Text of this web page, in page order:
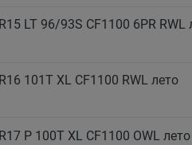
LT 96/93S CF1100 6PR RWL
101T XL CF1100 RWL лето
P 100T XL CF1100 OWL лето